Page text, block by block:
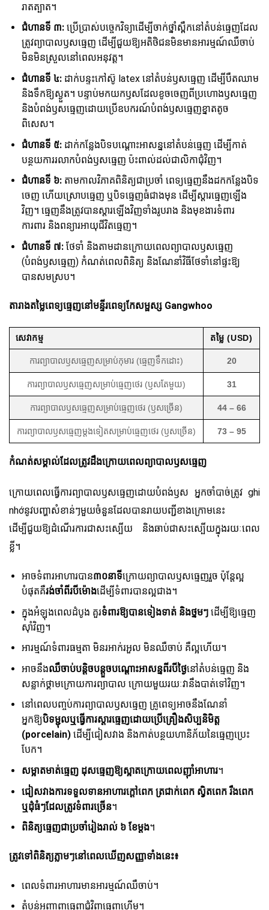
រាតត្បាត។
ជំហានទី ៣:ប្រើប្រាស់បច្ចេកវិទ្យាដើម្បីចាក់ថ្នាំស្ពឹកនៅតំបន់ធ្មេញដែល
ត្រូវព្យាបាលឫសធ្មេញ ដើម្បីជួយឱ្យអតិថិជនមិនមានអារម្មណ៍ឈឺចាប់
មិនមិនស្រួលនៅពេលអនុវត្ត។
ជំហានទី ៤:ដាក់បន្ទះកៅស៊ូ latex នៅតំបន់ឫសធ្មេញ ដើម្បីបឺតឈាម
និងទឹកឱ្យស្ងួត។ បន្ទាប់មកយកឫសដែលខូចចេញពីប្រហោងឫសធ្មេញ
និងបំពង់ឫសធ្មេញដោយប្រើឧបករណ៍បំពង់ឫសធ្មេញខ្នាតតូច
ពិសេស។
ជំហានទី ៥:ដាក់កន្លែងបិទបណ្តោះអាសន្ននៅតំបន់ធ្មេញ ដើម្បីកាត់
បន្ថយការរលាកបំពង់ឫសធ្មេញ ប៉ះពាល់ដល់ជាលិកាជុំវិញ។
ជំហានទី ៦:តាមកាលវិភាគពិនិត្យជាប្រចាំ ពេទ្យធ្មេញនឹងដកកន្លែងបិទ
ចេញ ហើយស្រោបធ្មេញ ឬបិទធ្មេញធំជាងមុន ដើម្បីស្តារធ្មេញឡើង
វិញ។ ធ្មេញនឹងត្រូវបានស្តារឡើងវិញទាំងរូបរាង និងមុខងារទំពារ
ការពារ និងពន្យារអាយុជីវិតធ្មេញ។
ជំហានទី ៧:ថែទាំ និងតាមដានក្រោយពេលព្យាបាលឫសធ្មេញ
(បំពង់ឫសធ្មេញ) កំណត់ពេលពិនិត្យ និងណែនាំវិធីថែទាំនៅផ្ទះឱ្យ
បានសមស្រប។
តារាងតម្លៃពេទ្យធ្មេញនៅមន្ទីរពេទ្យកែសម្ផស្ស Gangwhoo
សេវាកម្ម តម្លៃ (USD)
ការព្យាបាលឫសធ្មេញសម្រាប់កុមារ (ធ្មេញទឹកដោះ) 20
ការព្យាបាលឫសធ្មេញសម្រាប់ធ្មេញថេរ (ឫសតែមួយ) 31
ការព្យាបាលឫសធ្មេញសម្រាប់ធ្មេញថេរ (ឫសច្រើន) 44 – 66
ការព្យាបាលឫសធ្មេញម្តងទៀតសម្រាប់ធ្មេញថេរ (ឫសច្រើន) 73 – 95
កំណត់សម្គាល់ដែលត្រូវដឹងក្រោយពេលព្យាបាលឫសធ្មេញ
ក្រោយពេលធ្វើការព្យាបាលឫសធ្មេញដោយបំពង់ឫស អ្នកចាំបាច់ត្រូវ ghi
nhớនូវបញ្ហាសំខាន់ៗមួយចំនួនដែលបានរាយបញ្ជីខាងក្រោមនេះ
ដើម្បីជួយឱ្យដំណើរការជាសះស្បើយ និងឆាប់ជាសះស្បើយក្នុងរយៈពេល
ខ្លី។
អាចទំពារអាហារបាន៣០នាទីក្រោយព្យាបាលឫសធ្មេញរួច ប៉ុន្តែល្អ
បំផុតគឺរង់ចាំពីរបីម៉ោងដើម្បីទំពារបានល្អជាង។
ក្នុងអំឡុងពេលដំបូង គួរទំពារឱ្យបានទៀងទាត់ និងថ្នមៗដើម្បីឱ្យធ្មេញ
ស៊ាំវិញ។
អារម្មណ៍ទំពារធម្មតា មិនរអាក់រអួល មិនឈឺចាប់ គឺល្អហើយ។
អាចនឹងឈឺចាប់បន្តិចបន្តួចបណ្តោះអាសន្នពីរបីថ្ងៃនៅតំបន់ធ្មេញ និង
សន្លាក់ថ្គាមក្រោយការព្យាបាល ក្រោយមួយរយៈវានឹងបាត់ទៅវិញ។
នៅពេលបញ្ចប់ការព្យាបាលឫសធ្មេញ គ្រូពេទ្យអាចនឹងណែនាំ
អ្នកឱ្យបិទម្ជុលឬធ្វើការស្តារធ្មេញដោយប្រើគ្រឿងសិប្បនិមិត្ត
(porcelain)ដើម្បីជៀសវាង និងកាត់បន្ថយហានិភ័យនៃធ្មេញប្រេះ
បែក។
សម្អាតមាត់ធ្មេញ ដុសធ្មេញឱ្យស្អាតក្រោយពេលញ៉ាំអាហារ។
ជៀសវាងការទទួលទានអាហារក្តៅពេក ត្រជាក់ពេក ស្វិតពេក រឹងពេក
ឬដុំធំៗដែលត្រូវទំពារច្រើន។
ពិនិត្យធ្មេញជាប្រចាំរៀងរាល់ ៦ ខែម្តង។
ត្រូវទៅពិនិត្យភ្លាមៗនៅពេលឃើញសញ្ញាទាំងនេះ៖
ពេលទំពារអាហារមានអារម្មណ៍ឈឺចាប់។
តំបន់អញ្ចាញធ្មេញជុំវិញធ្មេញហើម។